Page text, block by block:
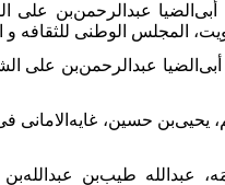
أبی‌الضیا عبدالرحمن‌بن
المجلس الوطنی للثقافه و
أبی‌الضیا عبدالرحمن‌بن علی
یحیی‌بن حسین، غایه‌الامانی
عبدالله‌ طیب‌‌بن‌